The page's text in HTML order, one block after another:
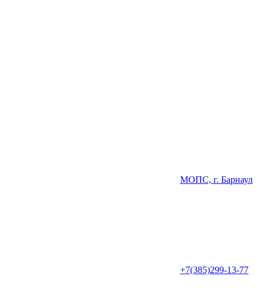
МОПС, г. Барнаул
+7(385)299-13-77